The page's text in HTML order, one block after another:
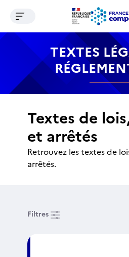
Contenu Recherche
Ouvrir le menu de
TEXTES
Textes de
et arrêtés
Retrouvez les textes de
arrêtés.
Filtres